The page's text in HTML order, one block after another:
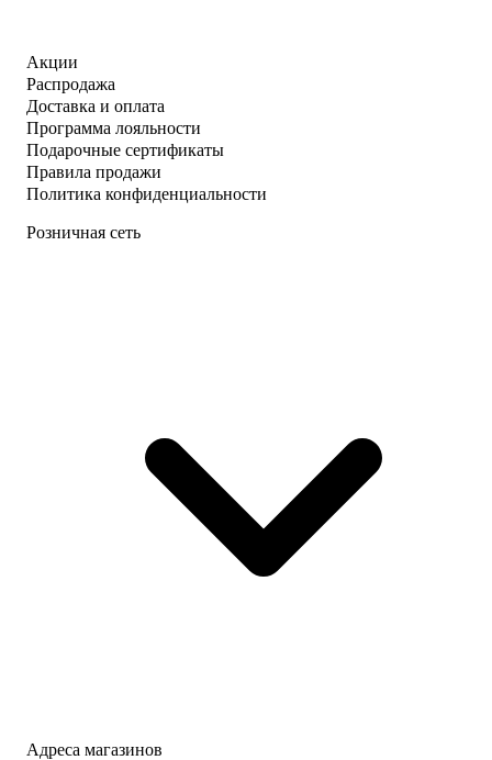
Акции
Распродажа
Доставка и оплата
Программа лояльности
Подарочные сертификаты
Правила продажи
Политика конфиденциальности
Розничная сеть
Адреса магазинов